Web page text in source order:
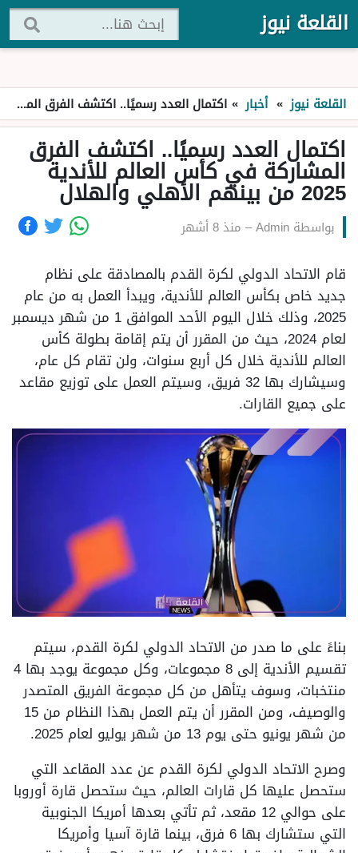
القلعة نيوز
القلعة نيوز » أخبار » اكتمال العدد رسميًا.. اكتشف الفرق المشاركة في كأس العالم للأندية 2025 من بينهم الأهلي والهلال
اكتمال العدد رسميًا.. اكتشف الفرق
المشاركة في كأس العالم للأندية
2025 من بينهم الأهلي والهلال
بواسطة Admin
– منذ 8 أشهر
قام الاتحاد الدولي لكرة القدم بالمصادقة على نظام
جديد خاص بكأس العالم للأندية، ويبدأ العمل به من عام
2025، وذلك خلال اليوم الأحد الموافق 1 من شهر ديسمبر
لعام 2024، حيث من المقرر أن يتم إقامة بطولة كأس
العالم للأندية خلال كل أربع سنوات، ولن تقام كل عام،
وسيشارك بها 32 فريق، وسيتم العمل على توزيع مقاعد
على جميع القارات.
بناءً على ما صدر من الاتحاد الدولي لكرة القدم، سيتم
تقسيم الأندية إلى 8 مجموعات، وكل مجموعة يوجد بها 4
منتخبات، وسوف يتأهل من كل مجموعة الفريق المتصدر
والوصيف، ومن المقرر أن يتم العمل بهذا النظام من 15
من شهر يونيو حتى يوم 13 من شهر يوليو لعام 2025.
وصرح الاتحاد الدولي لكرة القدم عن عدد المقاعد التي
ستحصل عليها كل قارات العالم، حيث ستحصل قارة أوروبا
على حوالي 12 مقعد، ثم تأتي بعدها أمريكا الجنوبية
التي ستشارك بها 6 فرق، بينما قارة آسيا وأمريكا